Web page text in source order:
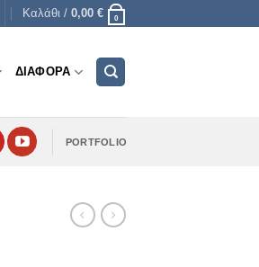
Καλάθι / 0,00 € 0
ΔΙΑΦΟΡΑ
PORTFOLIO